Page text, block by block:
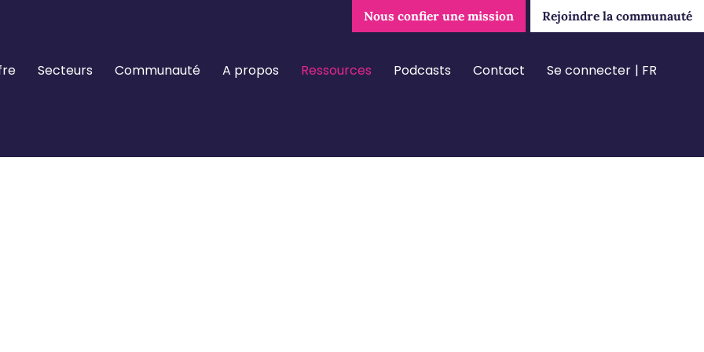
Secteurs Communauté A propos Ressources Podcasts Contact Se connecter FR
Nous confier une mission Rejoindre la communauté